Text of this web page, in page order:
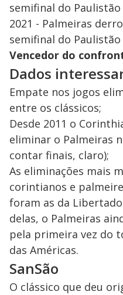
semifinal do Paulistão
2021 - Palmeiras
semifinal do Paulistão
Vencedor do
Dados
Empate nos jogos
entre os clássicos;
Desde 2011 o
eliminar o Palmeiras
contar finais, claro);
As eliminações mais
corintianos e
foram as da
delas, o Palmeiras
pela primeira vez do
das Américas.
SanSão
O clássico que deu